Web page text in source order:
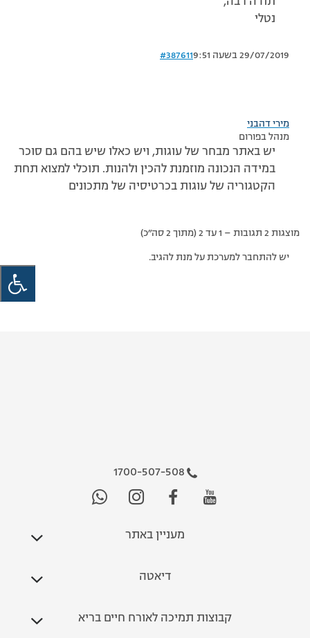
נטלי
29/07/2019 בשעה 9:51 #387611
מירי דהבני
מנהל בפורום
יש באתר מבחר של עוגות, ויש כאלו שיש בהם גם סוכר
במידה הנכונה מוזמנת להכין ולהנות. תוכלי למצוא תחת
הקטגוריה של עוגות בכרטיסיה של מתכונים
מוצגות 2 תגובות – 1 עד 2 (מתוך 2 סה״כ)
יש להתחבר למערכת על מנת להגיב.
1700-507-508
מעניין באתר
דיאטה
קבוצות תמיכה לאורח חיים בריא